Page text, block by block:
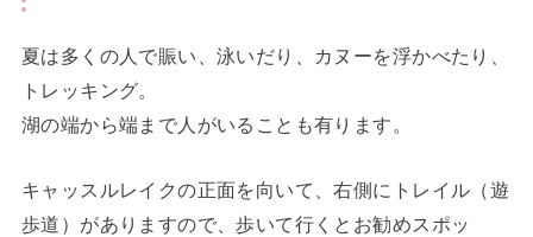
夏は多くの人で賑い、泳いだり、カヌーを浮かべたり、
トレッキング。
湖の端から端まで人がいることも有ります。
キャッスルレイクの正面を向いて、右側にトレイル（遊
歩道）がありますので、歩いて行くとお勧めスポッ